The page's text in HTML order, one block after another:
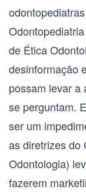
de Ética
desinformação
possam levar a
se perguntam.
ser um
as diretrizes do
Odontologia)
fazerem